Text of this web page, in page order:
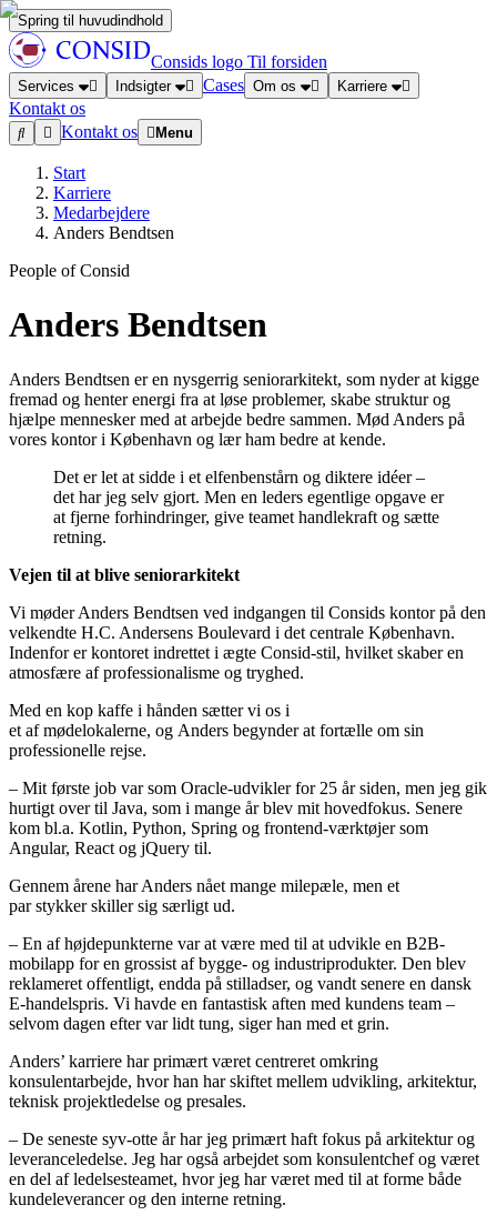
Spring til huvudindhold
Consids logo Til forsiden
Services Indsigter Cases Om os Karriere
Kontakt os
Kontakt os
Menu
Start
Karriere
Medarbejdere
Anders Bendtsen
People of Consid
Anders Bendtsen
Anders Bendtsen er en nysgerrig seniorarkitekt, som nyder at kigge
fremad og henter energi fra at løse problemer, skabe struktur og
hjælpe mennesker med at arbejde bedre sammen. Mød Anders på
vores kontor i København og lær ham bedre at kende.
Det er let at sidde i et elfenbenstårn og diktere idéer –
det har jeg selv gjort. Men en leders egentlige opgave er
at fjerne forhindringer, give teamet handlekraft og sætte
retning.
Vejen til at blive seniorarkitekt
Vi møder Anders Bendtsen ved indgangen til Consids kontor på den
velkendte H.C. Andersens Boulevard i det centrale København.
Indenfor er kontoret indrettet i ægte Consid-stil, hvilket skaber en
atmosfære af professionalisme og tryghed.
Med en kop kaffe i hånden sætter vi os i
et af mødelokalerne, og Anders begynder at fortælle om sin
professionelle rejse.
– Mit første job var som Oracle-udvikler for 25 år siden, men jeg gik
hurtigt over til Java, som i mange år blev mit hovedfokus. Senere
kom bl.a. Kotlin, Python, Spring og frontend-værktøjer som
Angular, React og jQuery til.
Gennem årene har Anders nået mange milepæle, men et
par stykker skiller sig særligt ud.
– En af højdepunkterne var at være med til at udvikle en B2B-
mobilapp for en grossist af bygge- og industriprodukter. Den blev
reklameret offentligt, endda på stilladser, og vandt senere en dansk
E-handelspris. Vi havde en fantastisk aften med kundens team –
selvom dagen efter var lidt tung, siger han med et grin.
Anders’ karriere har primært været centreret omkring
konsulentarbejde, hvor han har skiftet mellem udvikling, arkitektur,
teknisk projektledelse og presales.
– De seneste syv-otte år har jeg primært haft fokus på arkitektur og
leveranceledelse. Jeg har også arbejdet som konsulentchef og været
en del af ledelsesteamet, hvor jeg har været med til at forme både
kundeleverancer og den interne retning.